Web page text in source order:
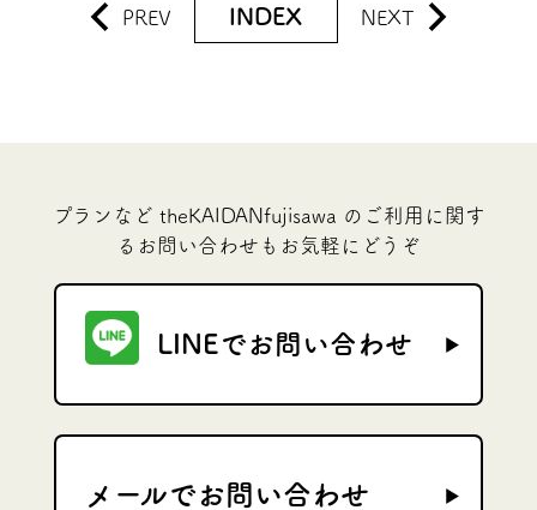
PREV INDEX NEXT
プランなど theKAIDANfujisawa のご利用に関す
るお問い合わせもお気軽にどうぞ
LINEでお問い合わせ
メールでお問い合わせ